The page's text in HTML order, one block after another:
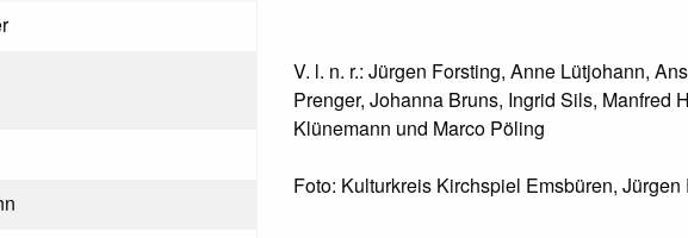
V. l. n. r.: Jürgen Forsting, Anne Lütjohann,
Prenger, Johanna Bruns, Ingrid Sils, Manfred
Klünemann und Marco Pöling
Foto: Kulturkreis Kirchspiel Emsbüren, Jürgen